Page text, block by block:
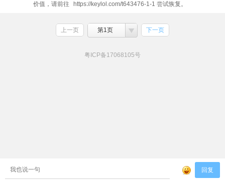
价值，请前往
https://keylol.com/t643476-1-1 尝试恢复。
上一页 第1页 下一页
粤ICP备17068105号